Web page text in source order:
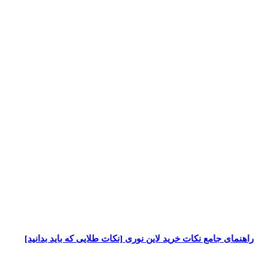
راهنمای جامع نکات خرید لاین نوری [نکات طلایی که باید بدانید]